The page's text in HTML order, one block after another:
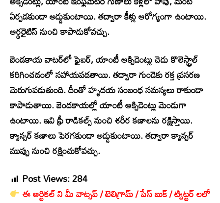
ఏర్పడకుండా అడ్డుకుంటాయి. తద్వారా కీళ్లు ఆరోగ్యంగా ఉంటాయి.
ఆర్థరైటిస్ నుంచి కాపాడుకోవచ్చు.
బెండకాయ వాటర్‌లో ఫైబర్, యాంటీ ఆక్సిడెంట్లు చెడు కొలెస్ట్రాల్
కరిగించడంలో సహాయపడతాయి. తద్వారా గుండెకు రక్త ప్రసరణ
మెరుగుపడుతుంది. దీంతో హృదయ సంబంధ సమస్యలు రాకుండా
కాపాడుతాయి. బెండకాయల్లో యాంటీ ఆక్సిడెంట్లు మెండుగా
ఉంటాయి. ఇవి ఫ్రీ రాడికల్స్ నుంచి శరీర కణాలను రక్షిస్తాయి.
క్యాన్సర్ కణాలు పెరగకుండా అడ్డుకుంటాయి. తద్వారా క్యాన్సర్
ముప్పు నుంచి రక్షించుకోవచ్చు.
Post Views:284
ఈ ఆర్టికల్ ని మీ వాట్సప్ / టెలిగ్రామ్ / పేస్ బుక్ / ట్విట్టర్ లలో